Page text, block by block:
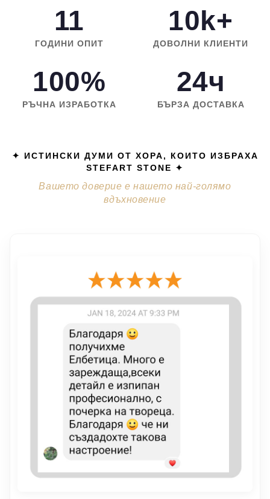
11
ГОДИНИ ОПИТ
10k+
ДОВОЛНИ КЛИЕНТИ
100%
РЪЧНА ИЗРАБОТКА
24ч
БЪРЗА ДОСТАВКА
✦ ИСТИНСКИ ДУМИ ОТ ХОРА, КОИТО ИЗБРАХА
STEFART STONE ✦
Вашето доверие е нашето най-голямо
вдъхновение